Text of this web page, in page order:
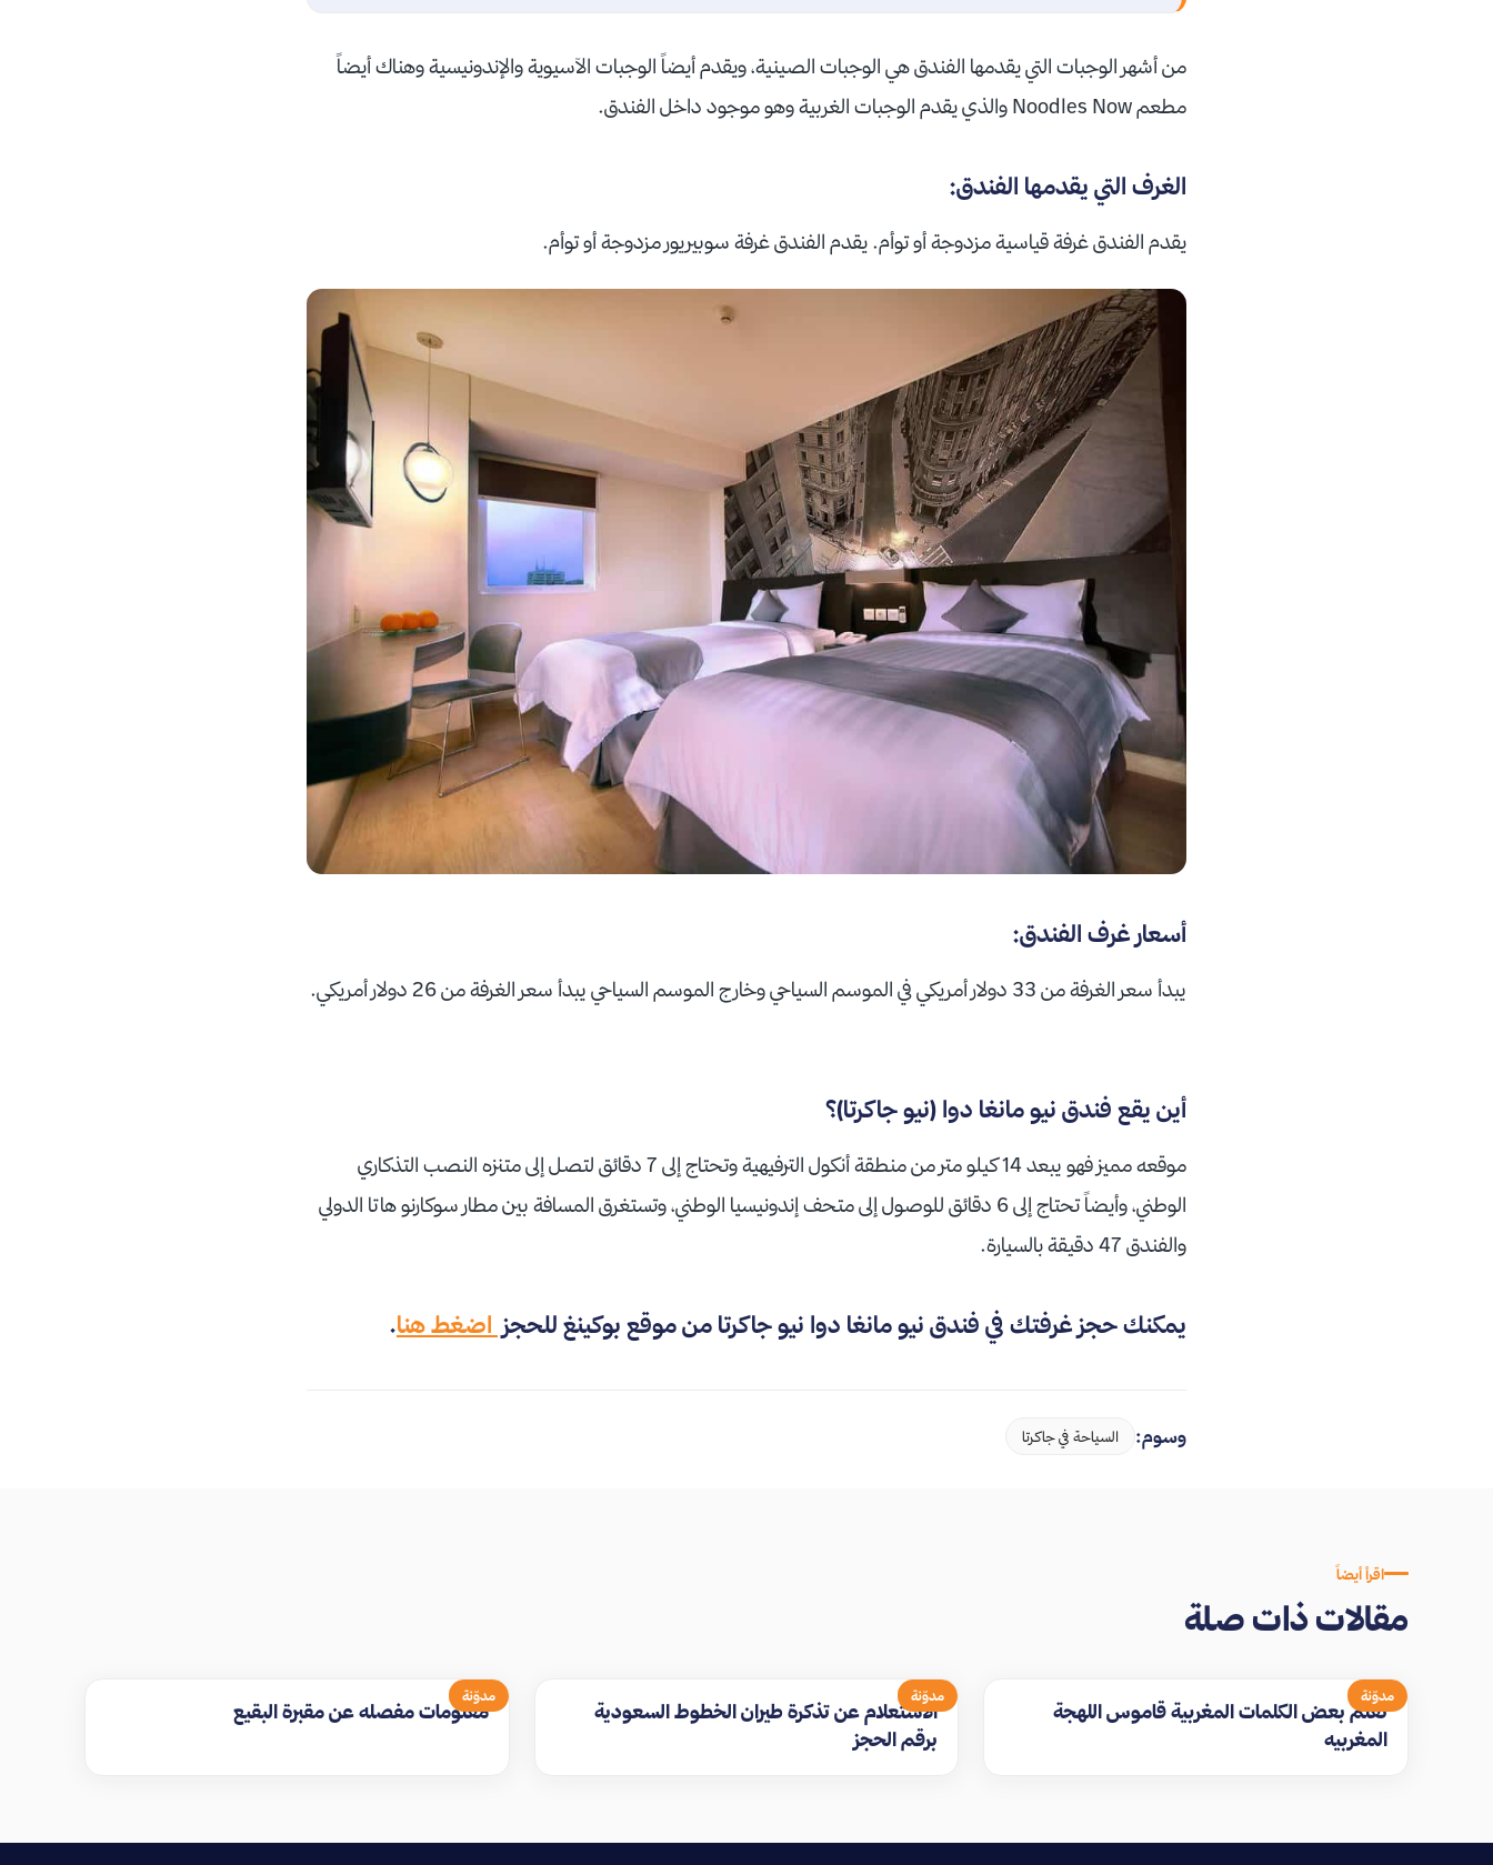
من أشهر الوجبات التي يقدمها الفندق هي الوجبات الصينية، ويقدم أيضاً الوجبات الآسيوية والإندونيسية وهناك أيضاً
مطعم Noodles Now والذي يقدم الوجبات الغربية وهو موجود داخل الفندق.
الغرف التي يقدمها الفندق:
يقدم الفندق غرفة قياسية مزدوجة أو توأم. يقدم الفندق غرفة سوبيريور مزدوجة أو توأم.
أسعار غرف الفندق:
يبدأ سعر الغرفة من 33 دولار أمريكي في الموسم السياحي وخارج الموسم السياحي يبدأ سعر الغرفة من 26 دولار أمريكي.
أين يقع فندق نيو مانغا دوا (نيو جاكرتا)؟
موقعه مميز فهو يبعد 14 كيلو متر من منطقة أنكول الترفيهية وتحتاج إلى 7 دقائق لتصل إلى متنزه النصب التذكاري
الوطني، وأيضاً تحتاج إلى 6 دقائق للوصول إلى متحف إندونيسيا الوطني، وتستغرق المسافة بين مطار سوكارنو هاتا الدولي
والفندق 47 دقيقة بالسيارة.
يمكنك حجز غرفتك في فندق نيو مانغا دوا نيو جاكرتا من موقع بوكينغ للحجز اضغط هنا.
وسوم: السياحة في جاكرتا
اقرأ أيضاً
مقالات ذات صلة
مدوّنة
تعلم بعض الكلمات المغربية قاموس اللهجة
المغربيه
مدوّنة
الاستعلام عن تذكرة طيران الخطوط السعودية
برقم الحجز
مدوّنة
معلومات مفصله عن مقبرة البقيع